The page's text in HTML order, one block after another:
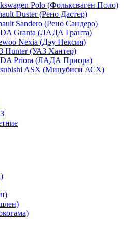
Polo (Фольксваген Поло)
Duster (Рено Дастер)
Sandero (Рено Сандеро)
Granta (ЛАДА Гранта)
Nexia (Дэу Нексия)
Hunter (УАЗ Хантер)
Priora (ЛАДА Приора)
ASX (Мицубиси АСХ)